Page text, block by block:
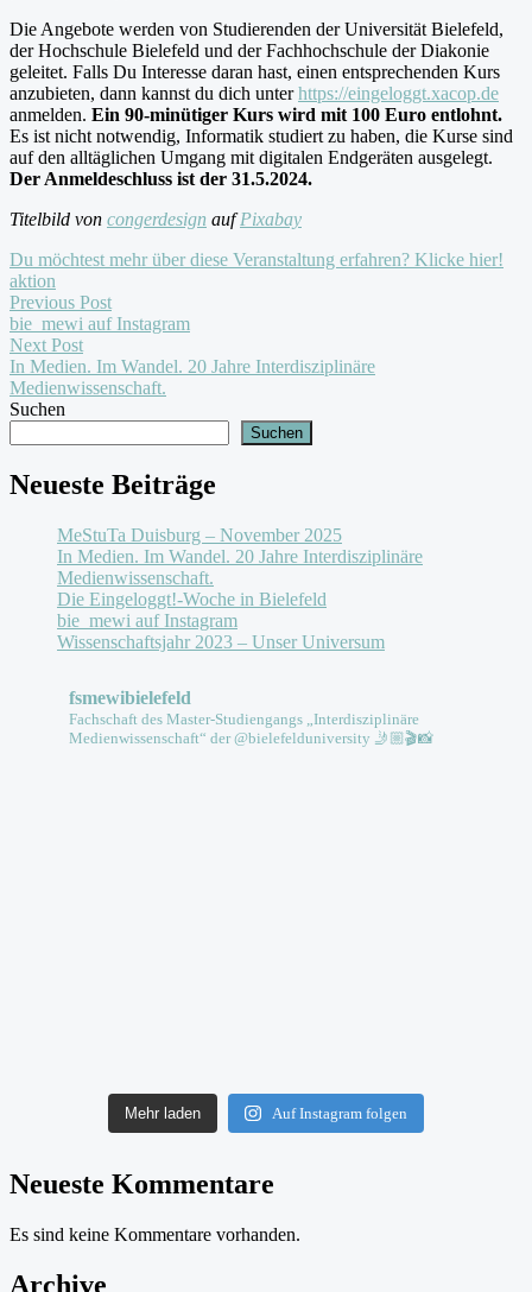
Die Angebote werden von Studierenden der Universität Bielefeld,
der Hochschule Bielefeld und der Fachhochschule der Diakonie
geleitet. Falls Du Interesse daran hast, einen entsprechenden Kurs
anzubieten, dann kannst du dich unterhttps://eingeloggt.xacop.de
anmelden. Ein 90-minütiger Kurs wird mit 100 Euro entlohnt.
Es ist nicht notwendig, Informatik studiert zu haben, die Kurse sind
auf den alltäglichen Umgang mit digitalen Endgeräten ausgelegt.
Der Anmeldeschluss ist der 31.5.2024.
Titelbild von congerdesign aufPixabay
Du möchtest mehr über diese Veranstaltung erfahren? Klicke hier!
aktion
Post
navigation
Previous PostPrevious
post:
bie_mewi auf Instagram
Next Post
In Medien. Im Wandel. 20 Jahre Interdisziplinäre
Medienwissenschaft.
Next
Suchen
Suchen
Neueste Beiträge
MeStuTa Duisburg – November 2025
In Medien. Im Wandel. 20 Jahre Interdisziplinäre
Medienwissenschaft.
Die Eingeloggt!-Woche in Bielefeld
bie_mewi auf Instagram
Wissenschaftsjahr 2023 – Unser Universum
fsmewibielefeld
Fachschaft des Master-Studiengangs „Interdisziplinäre
Medienwissenschaft“ der @bielefelduniversity 🤳🏼🎬📸
Mehr laden Auf Instagram folgen
Neueste Kommentare
Es sind keine Kommentare vorhanden.
Archive